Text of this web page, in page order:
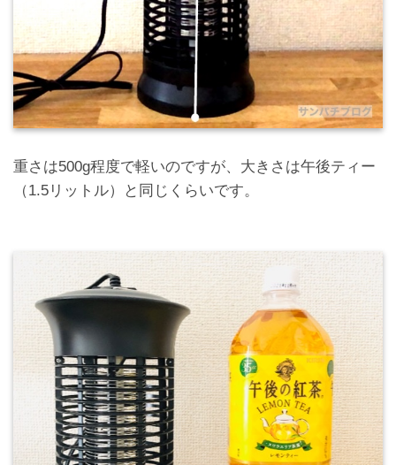
重さは500g程度で軽いのですが、大きさは午後ティー
（1.5リットル）と同じくらいです。